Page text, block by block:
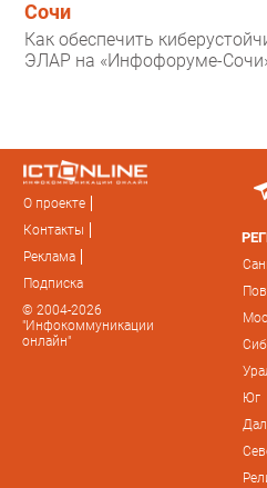
Сочи
Как обеспечить
ЭЛАР на «Инфофоруме-
О проекте
Контакты
Реклама
Подписка
© 2004-2026
"Инфокоммуникации
онлайн"
Юг